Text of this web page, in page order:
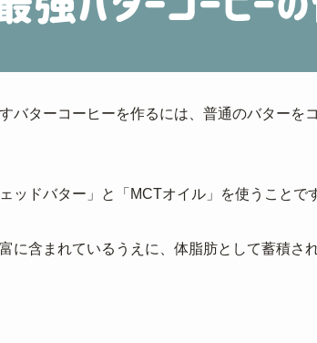
バターコーヒーを作るには、普通のバターを
ッドバター」と「MCTオイル」を使うことで
に含まれているうえに、体脂肪として蓄積さ